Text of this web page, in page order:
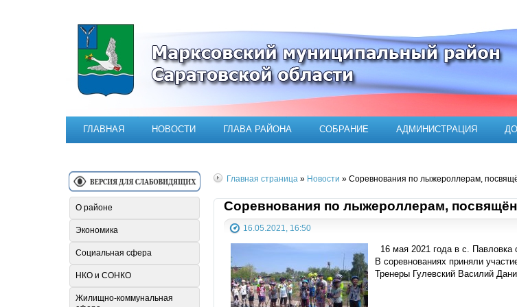
Официальный сайт Марксовского муниципального
ГЛАВНАЯ НОВОСТИ ГЛАВА РАЙОНА СОБРАНИЕ АДМИНИСТРАЦИЯ
Главная страница » Новости » Соревнования по лыжероллерам,
Соревнования по лыжероллерам,
16.05.2021, 16:50
16 мая 2021 года в с.
В соревнованиях приняли
Тренеры Гулевский Василий
О районе
Экономика
Социальная сфера
НКО и СОНКО
Жилищно-коммунальная